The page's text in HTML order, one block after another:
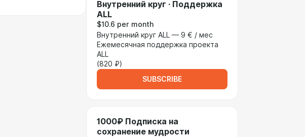
Внутренний круг · Поддержка
ALL
$10.6 per month
Внутренний круг ALL — 9 € / мес
Ежемесячная поддержка проекта
ALL
(820 ₽)
SUBSCRIBE
1000₽ Подписка на
сохранение мудрости